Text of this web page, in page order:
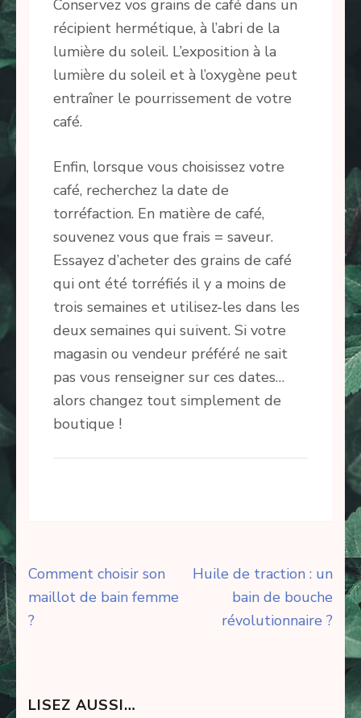
Conservez vos grains de café dans un
récipient hermétique, à l’abri de la
lumière du soleil. L’exposition à la
lumière du soleil et à l’oxygène peut
entraîner le pourrissement de votre
café.
Enfin, lorsque vous choisissez votre
café, recherchez la date de
torréfaction. En matière de café,
souvenez vous que frais = saveur.
Essayez d’acheter des grains de café
qui ont été torréfiés il y a moins de
trois semaines et utilisez-les dans les
deux semaines qui suivent. Si votre
magasin ou vendeur préféré ne sait
pas vous renseigner sur ces dates…
alors changez tout simplement de
boutique !
Navigation
de
l’article
Comment choisir son
maillot de bain femme
?
Huile de traction : un
bain de bouche
révolutionnaire ?
LISEZ AUSSI…